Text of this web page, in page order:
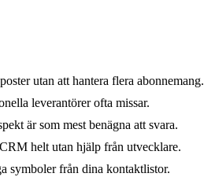
utan att hantera flera abonnemang.
leverantörer ofta missar.
är som mest benägna att svara.
helt utan hjälp från utvecklare.
symboler från dina kontaktlistor.